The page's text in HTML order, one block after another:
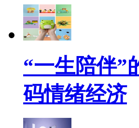
“一生陪伴”
码情绪经济